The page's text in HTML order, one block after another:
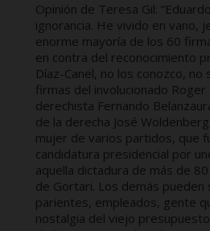
Opinión de Teresa Gil:
ignorancia. He vivido en vano,
enorme mayoría de los 60
en contra del reconocimiento
Díaz-Canel, no los conozco, no
firmas del involucionado
derechista Fernando
de la derecha José
mujer de varios partidos, que
candidatura presidencial por
aquella dictadura de más de 80
de Gortari. Los demás pueden
parientes, empleados, gente
nostalgia del viejo